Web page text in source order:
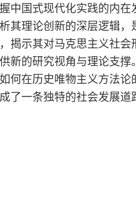
中国式现代化实践的内
其理论创新的深层逻辑
揭示其对马克思主义社
新的研究视角与理论支
何在历史唯物主义方法
了一条独特的社会发展道